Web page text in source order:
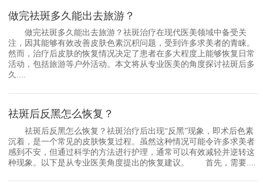
做完祛斑多久能出去旅游？
做完祛斑多久能出去旅游？祛斑治疗在现代医美领域中备受关
注，因其能够有效改善皮肤色素沉积问题，受到许多求美者的青睐。
然而，治疗后皮肤的恢复情况决定了患者在多大程度上能够恢复日常
活动，包括旅游等户外活动。本文将从专业医美的角度探讨祛斑后多
久....
祛斑后反黑怎么恢复？
祛斑后反黑怎么恢复？祛斑治疗后出现“反黑”现象，即术后色素
沉着，是一个常见的皮肤恢复过程。虽然这种情况可能令许多求美者
感到不安，但通过科学的方法进行护理，通常可以有效减轻并逆转这
种现象。以下是从专业医美角度提出的恢复建议。 首先，需要....